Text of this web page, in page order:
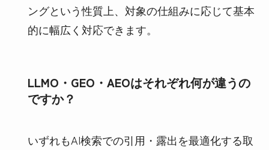
ングという性質上、対象の仕組みに応じて基本
的に幅広く対応できます。
LLMO・GEO・AEOはそれぞれ何が違うの
ですか？
いずれもAI検索での引用・露出を最適化する取